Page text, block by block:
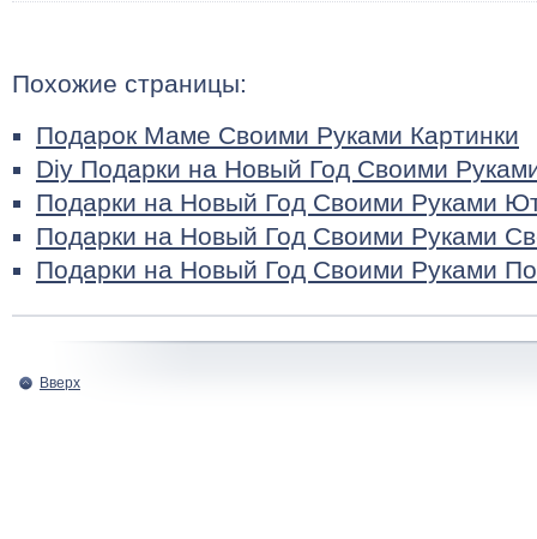
Похожие страницы:
Подарок Маме Своими Руками Картинки
Diy Подарки на Новый Год Своими
Подарки на Новый Год Своими Руками
Подарки на Новый Год Своими Руками
Подарки на Новый Год Своими Руками
Вверх